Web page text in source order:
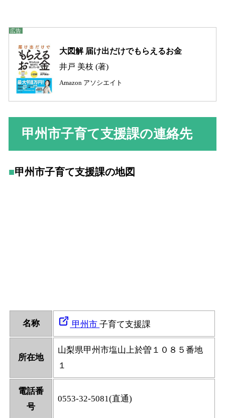
大図解 届け出だけでもらえるお金
井戸 美枝 (著)
Amazon アソシエイト
甲州市子育て支援課の連絡先
甲州市子育て支援課の地図
名称 甲州市子育て支援課
所在地
山梨県甲州市塩山上於曽１０８５番地
１
電話番
号
0553-32-5081(直通)